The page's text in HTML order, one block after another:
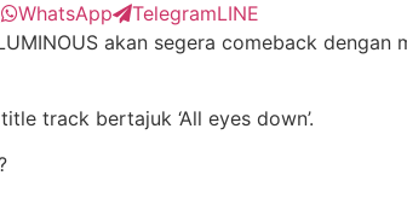
WhatsApp TelegramLINE
akan segera comeback
track bertajuk ‘All eyes down’.